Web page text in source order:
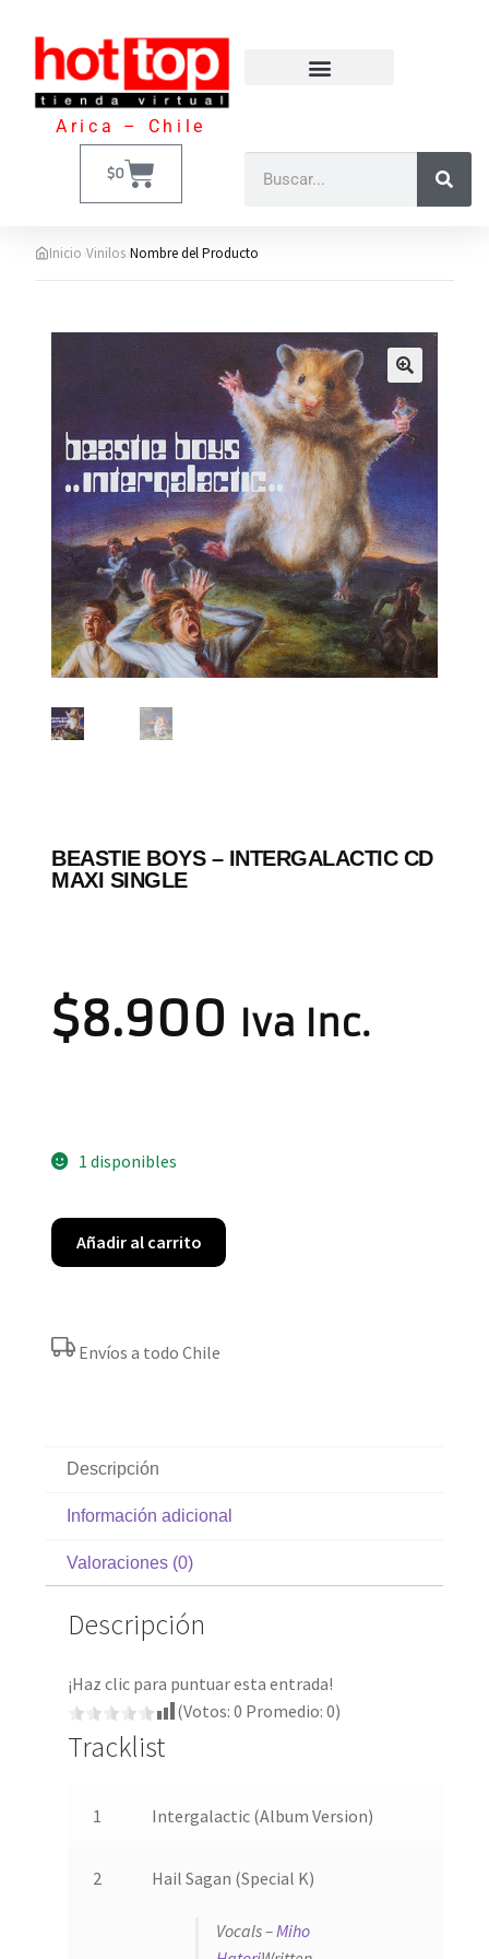
Arica – Chile
$0
Inicio›Vinilos›Nombre del Producto
BEASTIE BOYS ‎– INTERGALACTIC CD
MAXI SINGLE
$8.900 Iva Inc.
1 disponibles
Añadir al carrito
Envíos a todo Chile
Descripción
Información adicional
Valoraciones (0)
Descripción
¡Haz clic para puntuar esta entrada!
(Votos: 0 Promedio: 0)
Tracklist
1 Intergalactic (Album Version)
2 Hail Sagan (Special K)
Vocals –Miho